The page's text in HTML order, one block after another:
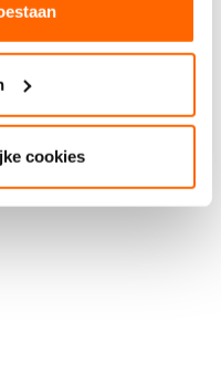
cookies
Bijna 500.000
docenten en
de 500+
en -docenten
het mbo is.